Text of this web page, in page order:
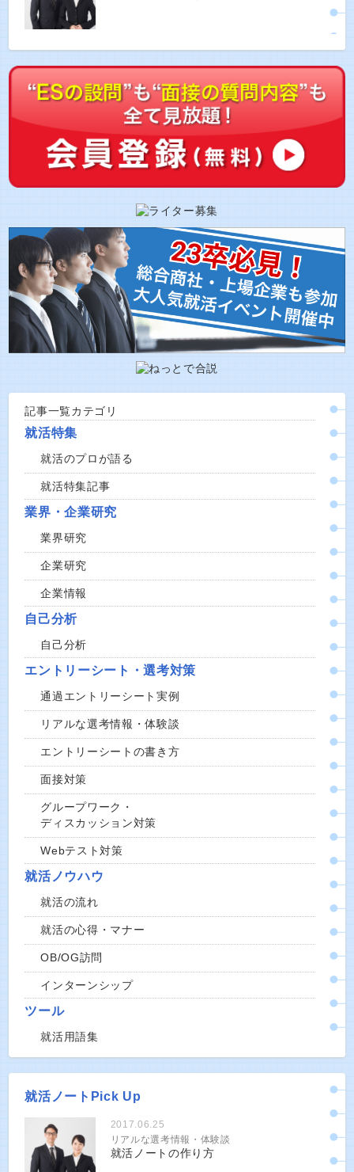
記事一覧カテゴリ
就活特集
就活のプロが語る
就活特集記事
業界・企業研究
業界研究
企業研究
企業情報
自己分析
自己分析
エントリーシート・選考対策
通過エントリーシート実例
リアルな選考情報・体験談
エントリーシートの書き方
面接対策
グループワーク・
ディスカッション対策
Webテスト対策
就活ノウハウ
就活の流れ
就活の心得・マナー
OB/OG訪問
インターンシップ
ツール
就活用語集
就活ノートPick Up
2017.06.25
リアルな選考情報・体験談
就活ノートの作り方